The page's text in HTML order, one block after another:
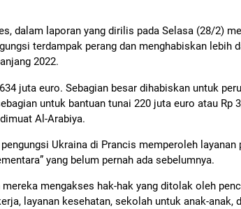
dalam laporan yang dirilis pada Selasa (28/2)
terdampak perang dan menghabiskan lebih
2022.
juta euro. Sebagian besar dihabiskan untuk
untuk bantuan tunai 220 juta euro atau Rp
Al-Arabiya.
Ukraina di Prancis memperoleh
yang belum pernah ada sebelumnya.
mengakses hak-hak yang ditolak oleh
layanan kesehatan, sekolah untuk anak-anak,